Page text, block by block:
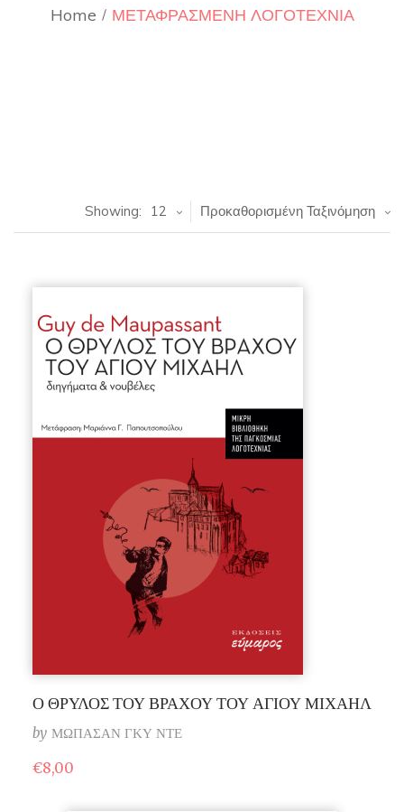
Home ΜΕΤΑΦΡΑΣΜΕΝΗ ΛΟΓΟΤΕΧΝΙΑ
Προκαθορισμένη Ταξινόμηση
Showing: 12
Ο ΘΡΥΛΟΣ ΤΟΥ ΒΡΑΧΟΥ ΤΟΥ ΑΓΙΟΥ ΜΙΧΑΗΛ
by ΜΩΠΑΣΑΝ ΓΚΥ ΝΤΕ
€8,00